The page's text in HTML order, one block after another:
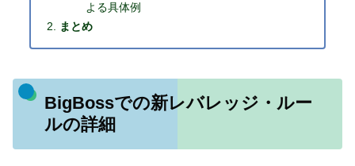
よる具体例
まとめ
BigBossでの新レバレッジ・ルー
ルの詳細